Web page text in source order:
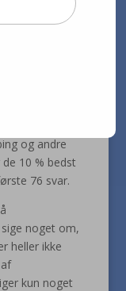
åben
og andre
10 % bedst
76 svar.
noget om,
heller ikke
kun noget